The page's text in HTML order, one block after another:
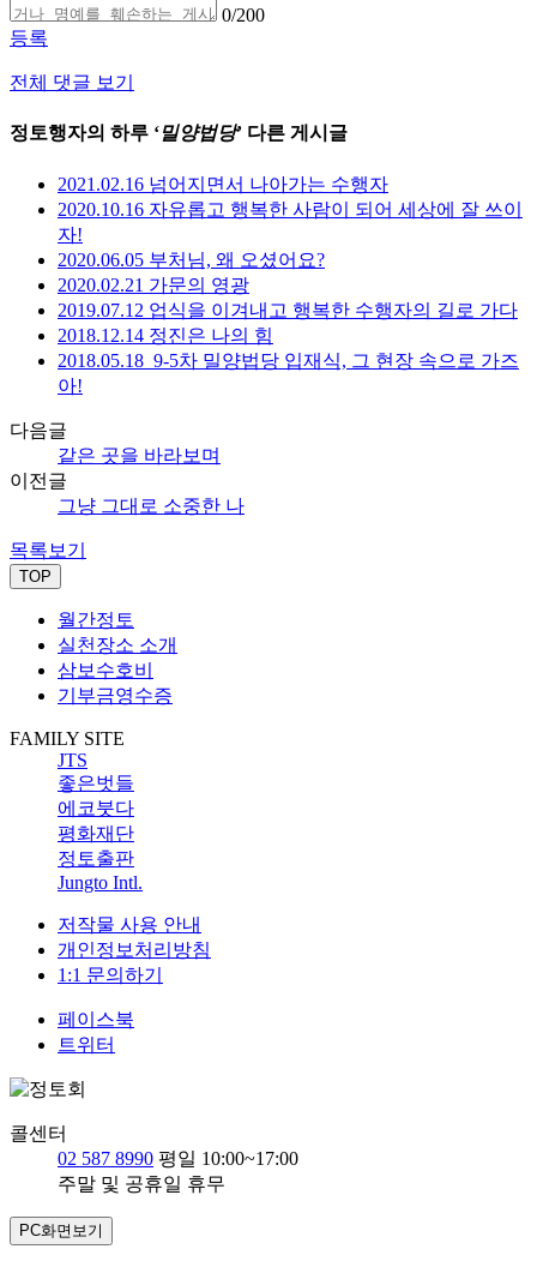
0/200
등록
전체 댓글 보기
정토행자의 하루 ‘밀양법당’ 다른 게시글
2021.02.16 넘어지면서 나아가는 수행자
2020.10.16 자유롭고 행복한 사람이 되어 세상에 잘 쓰이
자!
2020.06.05 부처님, 왜 오셨어요?
2020.02.21 가문의 영광
2019.07.12 업식을 이겨내고 행복한 수행자의 길로 가다
2018.12.14 정진은 나의 힘
2018.05.18 9-5차 밀양법당 입재식, 그 현장 속으로 가즈
아!
다음글
같은 곳을 바라보며
이전글
그냥 그대로 소중한 나
목록보기
TOP
월간정토
실천장소 소개
삼보수호비
기부금영수증
FAMILY SITE
JTS
좋은벗들
에코붓다
평화재단
정토출판
Jungto Intl.
저작물 사용 안내
개인정보처리방침
1:1 문의하기
페이스북
트위터
콜센터
02 587 8990 평일 10:00~17:00
주말 및 공휴일 휴무
PC화면보기